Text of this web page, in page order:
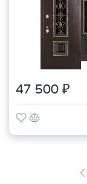
47 500 ₽